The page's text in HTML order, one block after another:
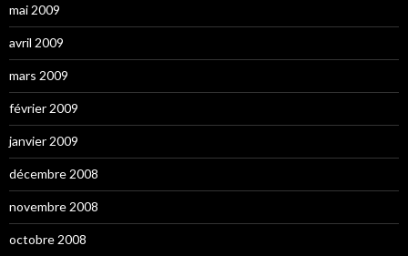
mai 2009
avril 2009
mars 2009
février 2009
janvier 2009
décembre 2008
novembre 2008
octobre 2008